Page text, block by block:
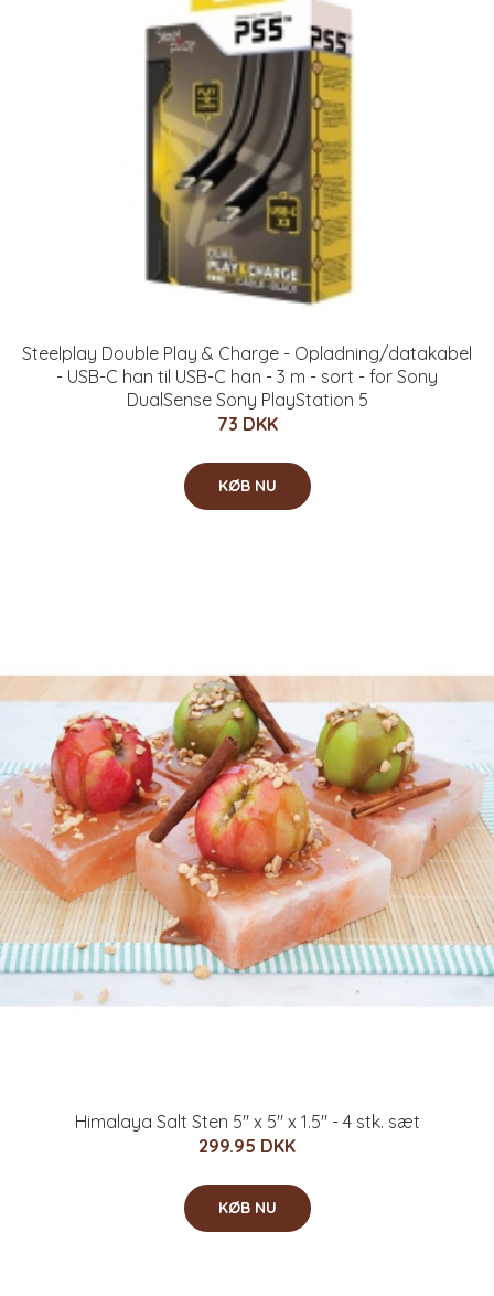
Steelplay Double Play & Charge - Opladning/datakabel
- USB-C han til USB-C han - 3 m - sort - for Sony
DualSense Sony PlayStation 5
73 DKK
KØB NU
Himalaya Salt Sten 5" x 5" x 1.5" - 4 stk. sæt
299.95 DKK
KØB NU